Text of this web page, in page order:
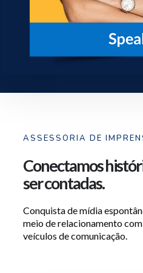
ASSESSORIA DE
Conectamos
ser contadas.
Conquista de mídia
meio de relacionamento
veículos de comunicação.